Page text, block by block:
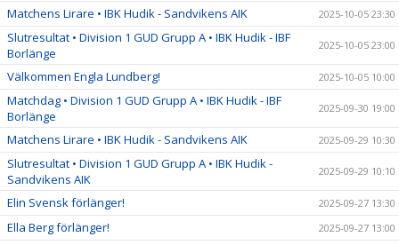
Matchens Lirare • IBK Hudik - Sandvikens AIK 2025-10-05 23:30
Slutresultat • Division 1 GUD Grupp A • IBK Hudik - IBF
Borlänge
2025-10-05 23:00
Välkommen Engla Lundberg! 2025-10-05 10:00
Matchdag • Division 1 GUD Grupp A • IBK Hudik - IBF
Borlänge
2025-09-30 19:00
Matchens Lirare • IBK Hudik - Sandvikens AIK 2025-09-29 10:30
Slutresultat • Division 1 GUD Grupp A • IBK Hudik -
Sandvikens AIK
2025-09-29 10:10
Elin Svensk förlänger! 2025-09-27 13:30
Ella Berg förlänger! 2025-09-27 13:00